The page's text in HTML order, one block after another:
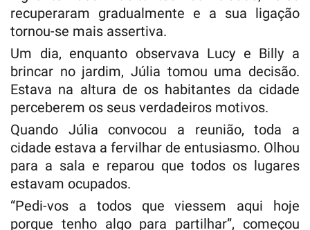
recuperaram gradualmente e a sua ligação
tornou-se mais assertiva.
Um dia, enquanto observava Lucy e Billy a
brincar no jardim, Júlia tomou uma decisão.
Estava na altura de os habitantes da cidade
perceberem os seus verdadeiros motivos.
Quando Júlia convocou a reunião, toda a
cidade estava a fervilhar de entusiasmo. Olhou
para a sala e reparou que todos os lugares
estavam ocupados.
“Pedi-vos a todos que viessem aqui hoje
porque tenho algo para partilhar”, começou